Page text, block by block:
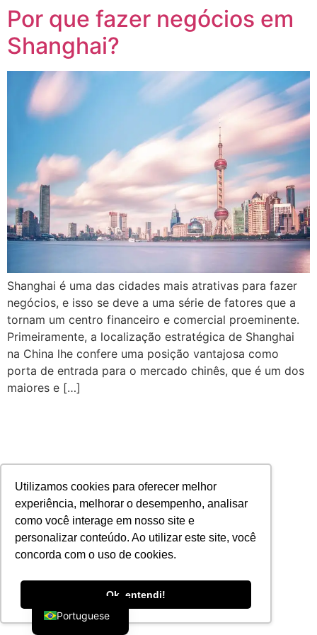
Utilizamos cookies para oferecer melhor
experiência, melhorar o desempenho, analisar
como você interage em nosso site e
personalizar conteúdo. Ao utilizar este site, você
concorda com o uso de cookies.
Ok, entendi!
Por que fazer negócios em
Shanghai?
Shanghai é uma das cidades mais atrativas para fazer
negócios, e isso se deve a uma série de fatores que a
tornam um centro financeiro e comercial proeminente.
Primeiramente, a localização estratégica de Shanghai
na China lhe confere uma posição vantajosa como
porta de entrada para o mercado chinês, que é um dos
maiores e […]
Portuguese